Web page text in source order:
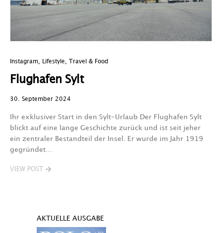
Instagram Lifestyle Travel & Food
Flughafen Sylt
30. September 2024
Ihr exklusiver Start in den Sylt-Urlaub Der Flughafen Sylt
blickt auf eine lange Geschichte zurück und ist seit jeher
ein zentraler Bestandteil der Insel. Er wurde im Jahr 1919
gegründet…
VIEW POST
AKTUELLE AUSGABE